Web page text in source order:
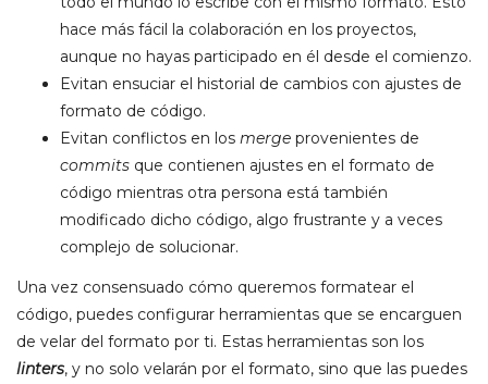
hace más fácil la colaboración en los proyectos,
aunque no hayas participado en él desde el comienzo.
Evitan ensuciar el historial de cambios con ajustes de
formato de código.
Evitan conflictos en los merge provenientes de
commits que contienen ajustes en el formato de
código mientras otra persona está también
modificado dicho código, algo frustrante y a veces
complejo de solucionar.
Una vez consensuado cómo queremos formatear el
código, puedes configurar herramientas que se encarguen
de velar del formato por ti. Estas herramientas son los
linters, y no solo velarán por el formato, sino que las puedes